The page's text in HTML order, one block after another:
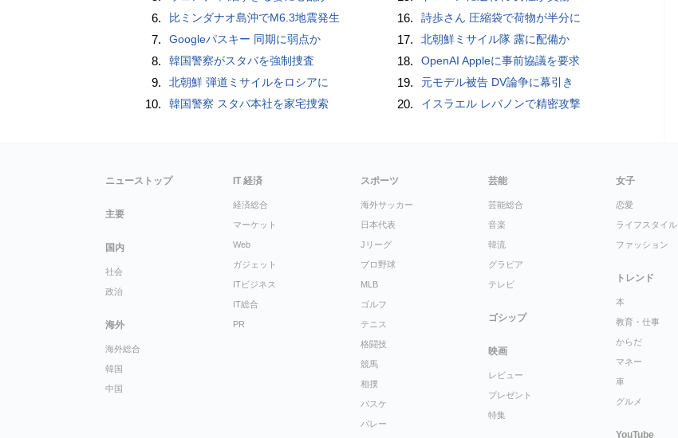
6. 比ミンダナオ島沖でM6.3地震発生
7. Googleパスキー 同期に弱点か
8. 韓国警察がスタバを強制捜査
9. 北朝鮮 弾道ミサイルをロシアに
10. 韓国警察 スタバ本社を家宅捜索
16. 詩歩さん 圧縮袋で荷物が半分に
17. 北朝鮮ミサイル隊 露に配備か
18. OpenAI Appleに事前協議を要求
19. 元モデル被告 DV論争に幕引き
20. イスラエル レバノンで精密攻撃
ニューストップ
主要
国内
社会
政治
海外
海外総合
韓国
中国
IT 経済
経済総合
マーケット
Web
ガジェット
ITビジネス
IT総合
PR
スポーツ
海外サッカー
日本代表
Jリーグ
プロ野球
MLB
ゴルフ
テニス
格闘技
競馬
相撲
バスケ
バレー
芸能
芸能総合
音楽
韓流
グラビア
テレビ
ゴシップ
映画
レビュー
プレゼント
特集
女子
恋愛
ライフスタイル
ファッション
トレンド
本
教育・仕事
からだ
マネー
車
グルメ
YouTube